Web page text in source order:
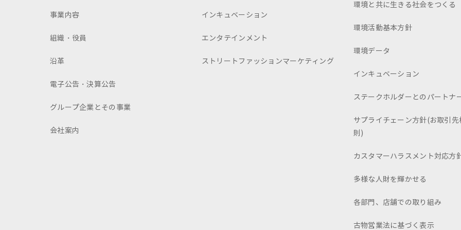
事業内容
組織・役員
沿革
電子公告・決算公告
グループ企業とその事業
会社案内
インキュベーション
エンタテインメント
ストリートファッションマーケティング
環境と共に生きる社会をつくる
環境活動基本方針
環境データ
インキュベーション
ステークホルダーとのパートナ
サプライチェーン方針(お取引先
則)
カスタマーハラスメント対応方
多様な人財を輝かせる
各部門、店舗での取り組み
古物営業法に基づく表示